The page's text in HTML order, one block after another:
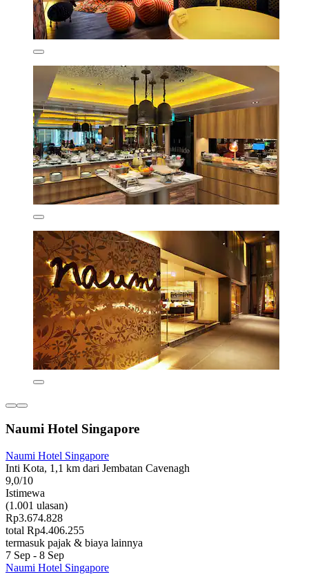
Naumi Hotel Singapore
Naumi Hotel Singapore
Inti Kota, 1,1 km dari Jembatan Cavenagh
9,0/10
Istimewa
(1.001 ulasan)
Rp3.674.828
total Rp4.406.255
termasuk pajak & biaya lainnya
7 Sep - 8 Sep
Naumi Hotel Singapore